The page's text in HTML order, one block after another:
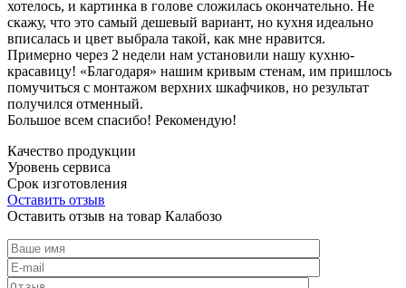
хотелось, и картинка в голове сложилась окончательно. Не
скажу, что это самый дешевый вариант, но кухня идеально
вписалась и цвет выбрала такой, как мне нравится.
Примерно через 2 недели нам установили нашу кухню-
красавицу! «Благодаря» нашим кривым стенам, им пришлось
помучиться с монтажом верхних шкафчиков, но результат
получился отменный.
Большое всем спасибо! Рекомендую!
Качество продукции
Уровень сервиса
Срок изготовления
Оставить отзыв
Оставить отзыв на товар Калабозо